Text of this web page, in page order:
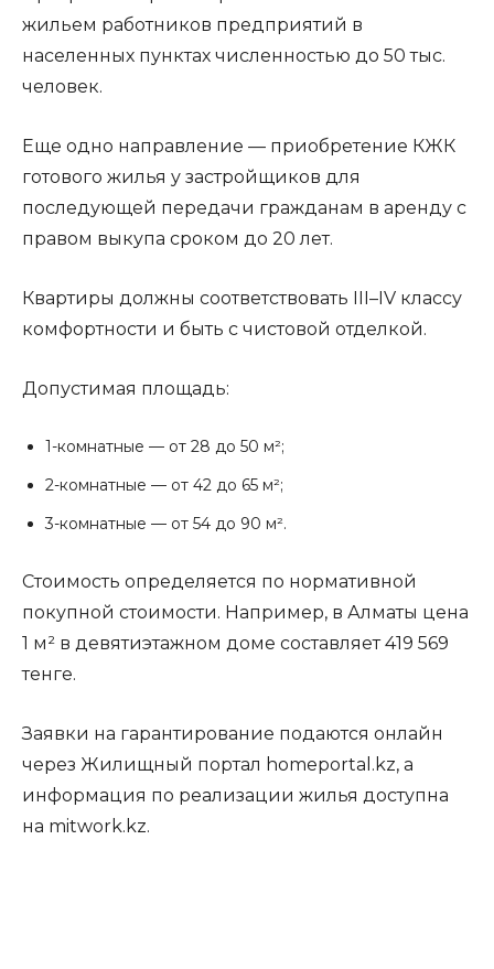
жильем работников предприятий в
населенных пунктах численностью до 50 тыс.
человек.
Еще одно направление — приобретение КЖК
готового жилья у застройщиков для
последующей передачи гражданам в аренду с
правом выкупа сроком до 20 лет.
Квартиры должны соответствовать III–IV классу
комфортности и быть с чистовой отделкой.
Допустимая площадь:
1-комнатные — от 28 до 50 м²;
2-комнатные — от 42 до 65 м²;
3-комнатные — от 54 до 90 м².
Стоимость определяется по нормативной
покупной стоимости. Например, в Алматы цена
1 м² в девятиэтажном доме составляет 419 569
тенге.
Заявки на гарантирование подаются онлайн
через Жилищный портал homeportal.kz, а
информация по реализации жилья доступна
на mitwork.kz.